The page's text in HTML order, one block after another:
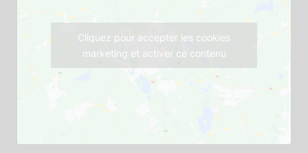
Cliquez pour accepter les cookies
marketing et activer ce contenu